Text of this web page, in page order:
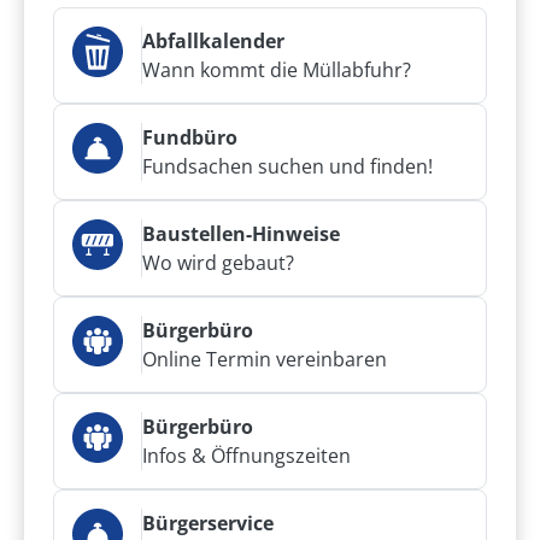
Abfallkalender
Wann kommt die Müllabfuhr?
Fundbüro
Fundsachen suchen und finden!
Baustellen-Hinweise
Wo wird gebaut?
Bürgerbüro
Online Termin vereinbaren
Bürgerbüro
Infos & Öffnungszeiten
Bürgerservice